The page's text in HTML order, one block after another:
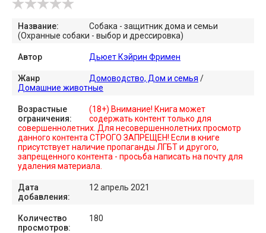
Название:
Собака - защитник дома и семьи
(Охранные собаки - выбор и дрессировка)
Автор Дьюет Кэйрин Фримен
Жанр Домоводство, Дом и семья /
Домашние животные
Возрастные
ограничения:
(18+) Внимание! Книга может
содержать контент только для
совершеннолетних. Для несовершеннолетних просмотр
данного контента СТРОГО ЗАПРЕЩЕН! Если в книге
присутствует наличие пропаганды ЛГБТ и другого,
запрещенного контента - просьба написать на почту для
удаления материала.
Дата
добавления:
12 апрель 2021
Количество
просмотров:
180